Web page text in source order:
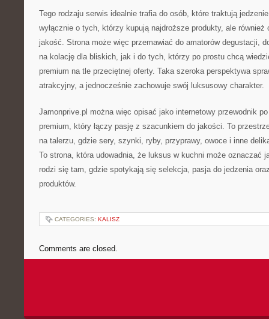
Tego rodzaju serwis idealnie trafia do osób, które traktują
wyłącznie o tych, którzy kupują najdroższe produkty, ale również
jakość. Strona może więc przemawiać do amatorów degustacji,
na kolację dla bliskich, jak i do tych, którzy po prostu chcą
premium na tle przeciętnej oferty. Taka szeroka perspektywa
atrakcyjny, a jednocześnie zachowuje swój luksusowy charakter.
Jamonprive.pl można więc opisać jako internetowy przewodnik
premium, który łączy pasję z szacunkiem do jakości. To
na talerzu, gdzie sery, szynki, ryby, przyprawy, owoce i inne
To strona, która udowadnia, że luksus w kuchni może oznaczać
rodzi się tam, gdzie spotykają się selekcja, pasja do jedzenia
produktów.
CATEGORIES: KALISZ
Comments are closed.